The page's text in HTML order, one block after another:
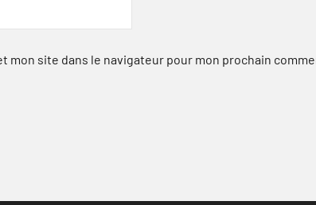
mon site dans le navigateur pour mon prochain